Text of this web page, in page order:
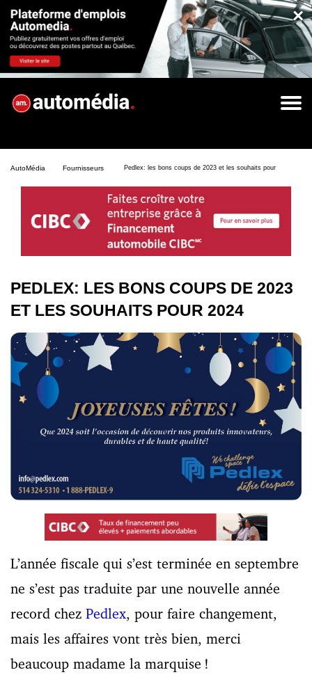
×
AutoMédia Fournisseurs Pedlex: les bons coups de 2023 et les souhaits pour 2024
PEDLEX: LES BONS COUPS DE 2023
ET LES SOUHAITS POUR 2024
L’année fiscale qui s’est terminée en septembre
ne s’est pas traduite par une nouvelle année
record chez Pedlex, pour faire changement,
mais les affaires vont très bien, merci
beaucoup madame la marquise !